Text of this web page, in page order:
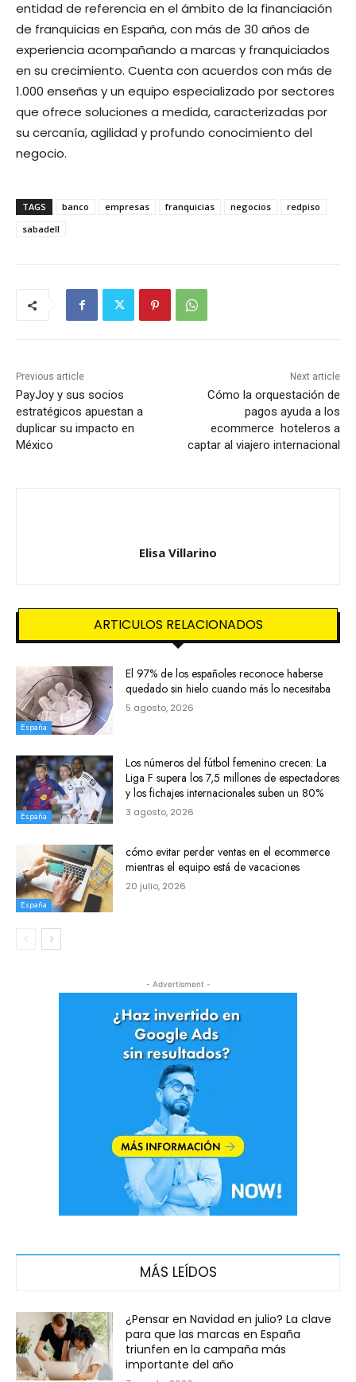
entidad de referencia en el ámbito de la financiación
de franquicias en España, con más de 30 años de
experiencia acompañando a marcas y franquiciados
en su crecimiento. Cuenta con acuerdos con más de
1.000 enseñas y un equipo especializado por sectores
que ofrece soluciones a medida, caracterizadas por
su cercanía, agilidad y profundo conocimiento del
negocio.
TAGS banco empresas franquicias negocios
redpiso
sabadell
Previous article
PayJoy y sus socios
estratégicos apuestan a
duplicar su impacto en
México
Next article
Cómo la orquestación de
pagos ayuda a los
ecommerce hoteleros a
captar al viajero internacional
Elisa Villarino
ARTICULOS RELACIONADOS
España
El 97% de los españoles reconoce haberse
quedado sin hielo cuando más lo necesitaba
5 agosto, 2026
España
Los números del fútbol femenino crecen: La
Liga F supera los 7,5 millones de espectadores
y los fichajes internacionales suben un 80%
3 agosto, 2026
España
cómo evitar perder ventas en el ecommerce
mientras el equipo está de vacaciones
20 julio, 2026
- Advertisment -
MÁS LEÍDOS
¿Pensar en Navidad en julio? La clave
para que las marcas en España
triunfen en la campaña más
importante del año